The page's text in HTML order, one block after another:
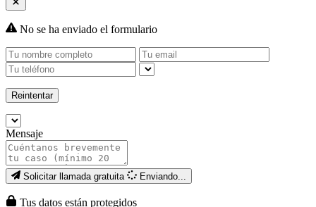
No se ha enviado el formulario
Reintentar
Mensaje
Solicitar llamada gratuita Enviando...
Tus datos están protegidos